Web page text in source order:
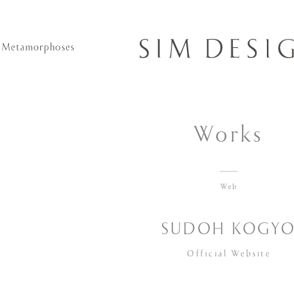
Works
Web
SUDOH KOGYO
Official Website